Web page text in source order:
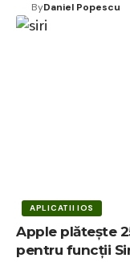
ByDaniel Popescu
APLICATII IOS
Apple plătește
pentru funcții